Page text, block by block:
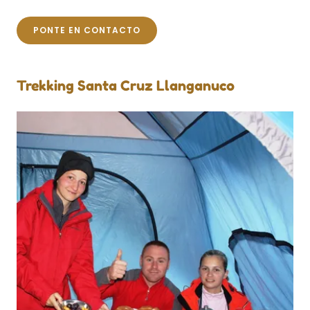
PONTE EN CONTACTO
Trekking Santa Cruz Llanganuco